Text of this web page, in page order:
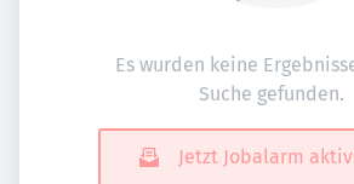
Es wurden keine
Suche gefunden.
Jetzt Jobalarm